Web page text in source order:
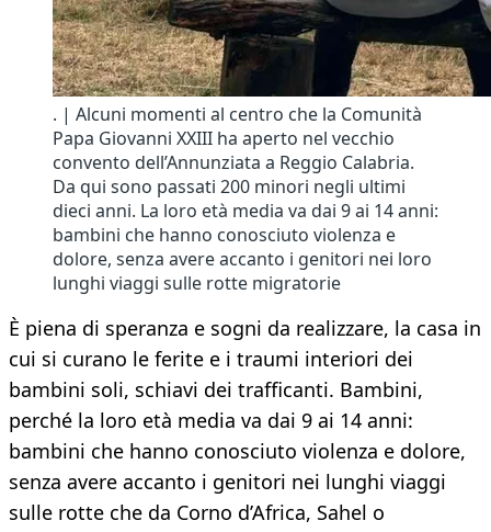
. | Alcuni momenti al centro che la Comunità
Papa Giovanni XXIII ha aperto nel vecchio
convento dell’Annunziata a Reggio Calabria.
Da qui sono passati 200 minori negli ultimi
dieci anni. La loro età media va dai 9 ai 14 anni:
bambini che hanno conosciuto violenza e
dolore, senza avere accanto i genitori nei loro
lunghi viaggi sulle rotte migratorie
È piena di speranza e sogni da realizzare, la casa in
cui si curano le ferite e i traumi interiori dei
bambini soli, schiavi dei trafficanti. Bambini,
perché la loro età media va dai 9 ai 14 anni:
bambini che hanno conosciuto violenza e dolore,
senza avere accanto i genitori nei lunghi viaggi
sulle rotte che da Corno d’Africa, Sahel o